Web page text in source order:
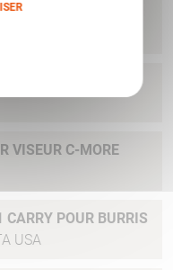
POUR ARME
VISEUR C-MORE
POUR BURRIS
USA